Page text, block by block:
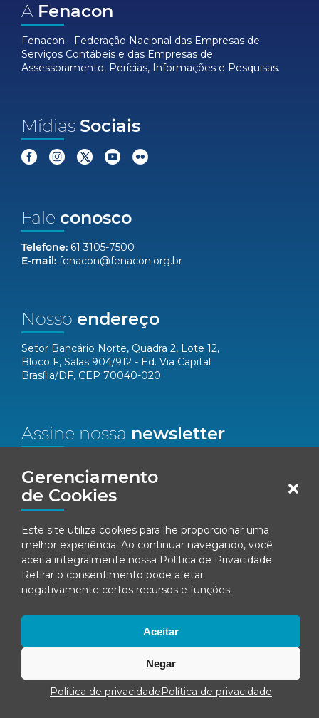
Gerenciamento
de Cookies
Este site utiliza cookies para lhe proporcionar uma
melhor experiência. Ao continuar navegando, você
aceita integralmente nossa Política de Privacidade.
Retirar o consentimento pode afetar
negativamente certos recursos e funções.
Aceitar
Negar
Política de privacidadePolítica de privacidade
A Fenacon
Fenacon - Federação Nacional das Empresas de
Serviços Contábeis e das Empresas de
Assessoramento, Perícias, Informações e Pesquisas.
Mídias Sociais
Fale conosco
Telefone: 61 3105-7500
E-mail: fenacon@fenacon.org.br
Nosso endereço
Setor Bancário Norte, Quadra 2, Lote 12,
Bloco F, Salas 904/912 - Ed. Via Capital
Brasília/DF, CEP 70040-020
Assine nossa newsletter
Email*
Concordo em receber comunicações da Fenacon.
Cadastrar
Todos os direitos reservados.